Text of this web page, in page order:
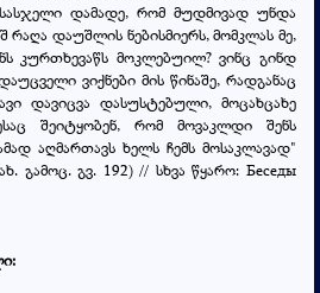
სასჯელი დამადე, რომ მუდმივად უნდა
რაღა დაუშლის ნებისმიერს, მომკლას მე,
კურთხევაწს მოკლებუილ? ვინც გინდ
ვიქნები მის წინაშე, რადგანაც
დავიცვა დასუსტებული, მოცახცახე
შეიტყობენ, რომ მოვაკლდი შენს
აღმართავს ხელს ჩემს მოსაკლავად"
გამოც. გვ. 192) // სხვა წყარო: Беседы